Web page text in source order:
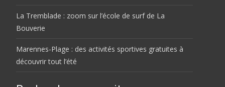
La Tremblade : zoom sur l’école de surf de La
Bouverie
Marennes-Plage : des activités sportives gratuites à
découvrir tout l’été